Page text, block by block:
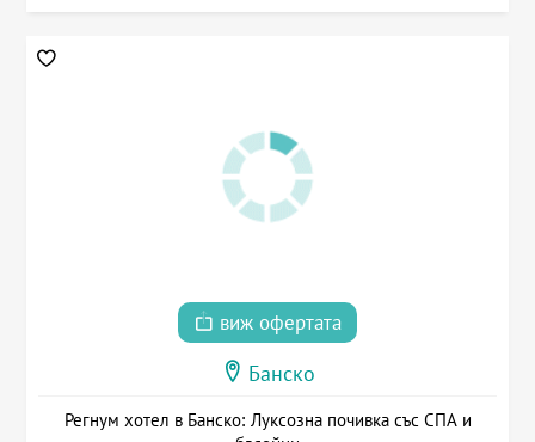
виж офертата
Банско
Регнум хотел в Банско: Луксозна почивка със СПА и